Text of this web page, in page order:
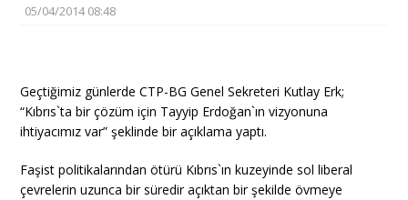
05/04/2014 08:48
Geçtiğimiz günlerde CTP-BG Genel Sekreteri Kutlay Erk;
“Kıbrıs`ta bir çözüm için Tayyip Erdoğan`ın vizyonuna
ihtiyacımız var” şeklinde bir açıklama yaptı.
Faşist politikalarından ötürü Kıbrıs`ın kuzeyinde sol liberal
çevrelerin uzunca bir süredir açıktan bir şekilde övmeye